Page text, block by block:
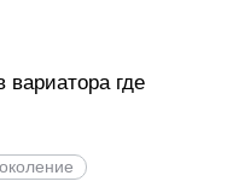
вариатора где